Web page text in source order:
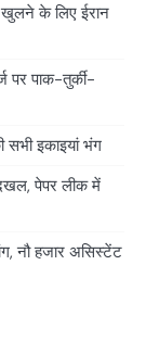
खुलने के लिए ईरान
पर पाक-तुर्की-
सभी इकाइयां भंग
पेपर लीक में
नौ हजार असिस्टेंट